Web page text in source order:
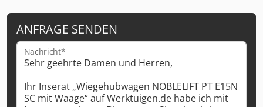
ANFRAGE SENDEN
Nachricht*